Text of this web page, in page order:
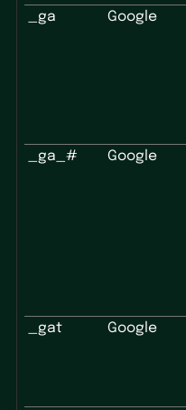
_ga Google
_ga_# Google
_gat Google